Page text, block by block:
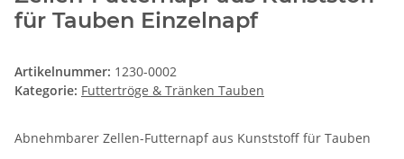
für Tauben Einzelnapf
Artikelnummer: 1230-0002
Kategorie: Futtertröge & Tränken Tauben
Abnehmbarer Zellen-Futternapf aus Kunststoff für Tauben